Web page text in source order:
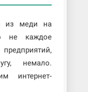
из меди на
не каждое
немало.
интернет-